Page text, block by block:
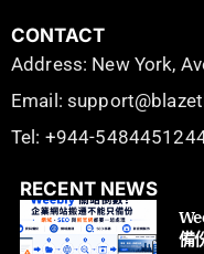
CONTACT
Address: New York,
Email:
Tel: +944-
RECENT NEWS
備